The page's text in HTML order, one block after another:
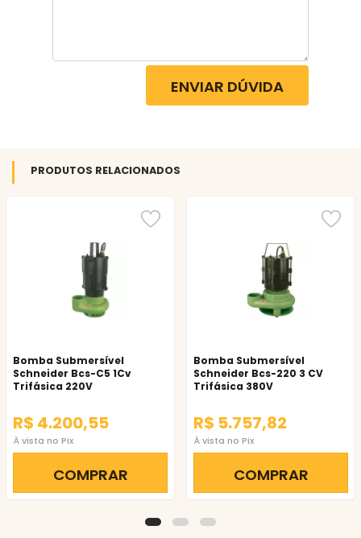
ENVIAR DÚVIDA
PRODUTOS RELACIONADOS
Bomba Submersível
Schneider Bcs-C5 1Cv
Trifásica 220V
R$ 4.200,55
À vista no Pix
COMPRAR
Bomba Submersível
Schneider Bcs-220 3 CV
Trifásica 380V
R$ 5.757,82
À vista no Pix
COMPRAR